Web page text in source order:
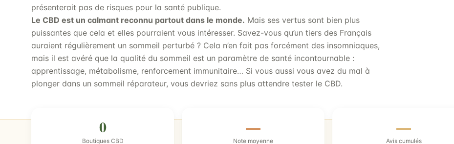
présenterait pas de risques pour la santé publique.
Le CBD est un calmant reconnu partout dans le monde. Mais ses vertus sont bien plus
puissantes que cela et elles pourraient vous intéresser. Savez-vous qu’un tiers des Français
auraient régulièrement un sommeil perturbé ? Cela n’en fait pas forcément des insomniaques,
mais il est avéré que la qualité du sommeil est un paramètre de santé incontournable :
apprentissage, métabolisme, renforcement immunitaire… Si vous aussi vous avez du mal à
plonger dans un sommeil réparateur, vous devriez sans plus attendre tester le CBD.
0
Boutiques CBD
—
Note moyenne
—
Avis cumulés